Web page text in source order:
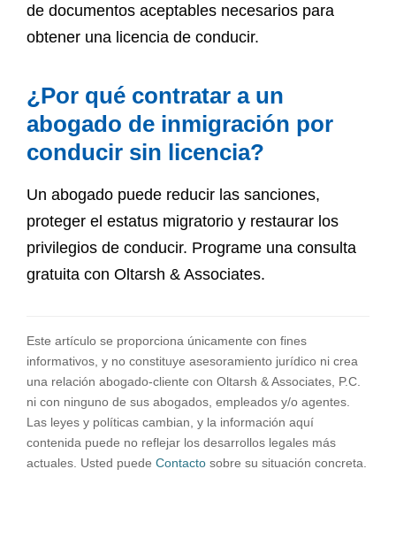
de documentos aceptables necesarios para
obtener una licencia de conducir.
¿Por qué contratar a un
abogado de inmigración por
conducir sin licencia?
Un abogado puede reducir las sanciones,
proteger el estatus migratorio y restaurar los
privilegios de conducir. Programe una consulta
gratuita con Oltarsh & Associates.
Este artículo se proporciona únicamente con fines
informativos, y no constituye asesoramiento jurídico ni crea
una relación abogado-cliente con Oltarsh & Associates, P.C.
ni con ninguno de sus abogados, empleados y/o agentes.
Las leyes y políticas cambian, y la información aquí
contenida puede no reflejar los desarrollos legales más
actuales. Usted puede Contacto sobre su situación concreta.